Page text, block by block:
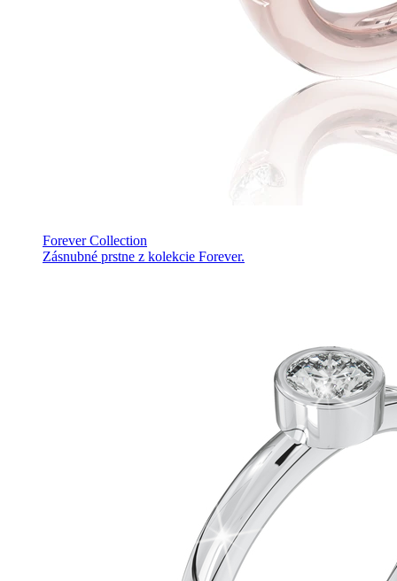
Forever Collection
Zásnubné prstne z kolekcie Forever.